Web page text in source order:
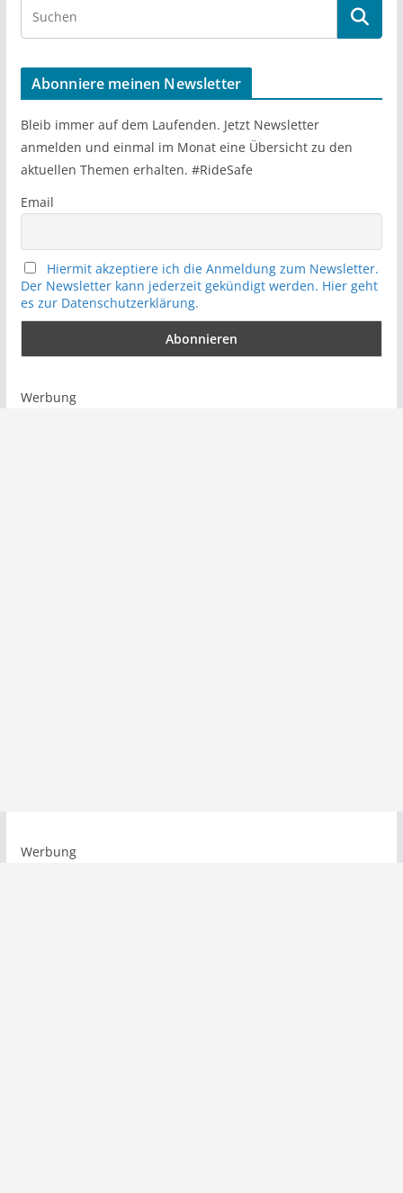
r
c
h
Abonniere meinen Newsletter
Bleib immer auf dem Laufenden. Jetzt Newsletter
anmelden und einmal im Monat eine Übersicht zu den
aktuellen Themen erhalten. #RideSafe
Email
Hiermit akzeptiere ich die Anmeldung zum Newsletter.
Der Newsletter kann jederzeit gekündigt werden. Hier geht
es zur Datenschutzerklärung.
Werbung
Werbung